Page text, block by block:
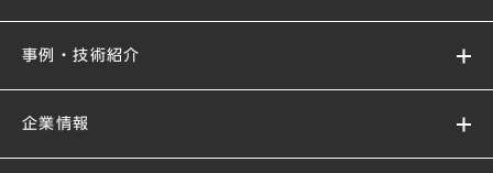
事例・技術紹介
企業情報